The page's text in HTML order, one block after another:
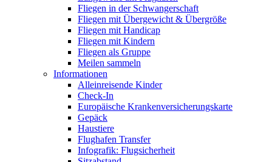
Fliegen in der Schwangerschaft
Fliegen mit Übergewicht & Übergröße
Fliegen mit Handicap
Fliegen mit Kindern
Fliegen als Gruppe
Meilen sammeln
Informationen
Alleinreisende Kinder
Check-In
Europäische Krankenversicherungskarte
Gepäck
Haustiere
Flughafen Transfer
Infografik: Flugsicherheit